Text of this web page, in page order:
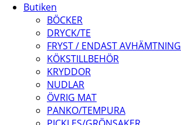
Butiken
BÖCKER
DRYCK/TE
FRYST / ENDAST AVHÄMTNING
KÖKSTILLBEHÖR
KRYDDOR
NUDLAR
ÖVRIG MAT
PANKO/TEMPURA